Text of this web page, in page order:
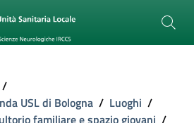
/
USL di Bologna / Luoghi /
familiare e spazio giovani /